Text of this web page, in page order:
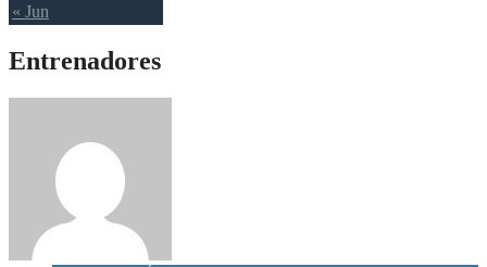
« Jun
Entrenadores